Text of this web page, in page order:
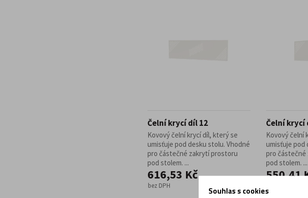
Čelní krycí díl 12
Kovový čelní krycí díl, který se
umisťuje pod desku stolu. Vhodné
pro částečné zakrytí prostoru
pod stolem. ...
616,53 Kč
bez DPH
Čelní krycí
Kovový čelní
umisťuje pod
pro
pod stolem. ...
550,41
Souhlas s cookies